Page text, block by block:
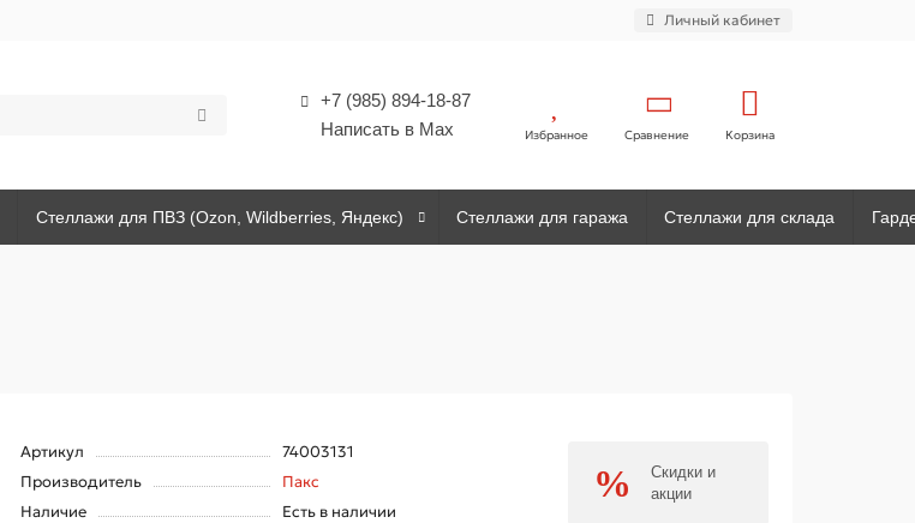
Личный кабинет
+7 (985) 894-18-87
Написать в Max
Избранное Сравнение Корзина
Стеллажи для ПВЗ (Ozon, Wildberries, Яндекс) Стеллажи для гаража Стеллажи для склада
Артикул
74003131
Производитель
Пакс
Наличие
Есть в наличии
Скидки и
акции